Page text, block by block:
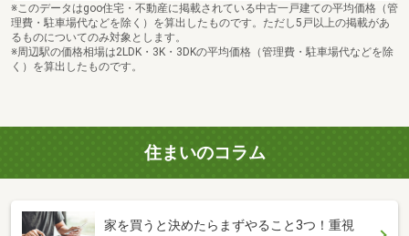
※このデータはgoo住宅・不動産に掲載されている中古一戸建ての平均価格（管
理費・駐車場代などを除く）を算出したものです。ただし5戸以上の掲載があ
るものについてのみ対象とします。
※周辺駅の価格相場は2LDK・3K・3DKの平均価格（管理費・駐車場代などを除
く）を算出したものです。
住まいのコラム
家を買うと決めたらまずやること3つ！重視